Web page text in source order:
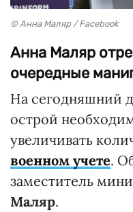
© Анна Маляр / Facebook
Анна Маляр
очередные
На сегодняшний
острой
увеличивать
военном учете.
заместитель
Маляр.